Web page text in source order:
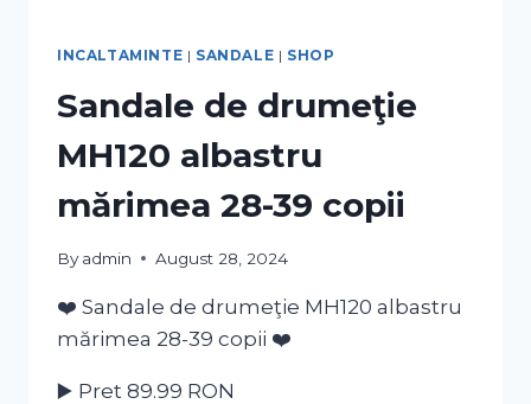
INCALTAMINTE | SANDALE | SHOP
Sandale de drumeţie
MH120 albastru
mărimea 28-39 copii
By admin August 28, 2024
❤️ Sandale de drumeţie MH120 albastru
mărimea 28-39 copii ❤️
▶️ Pret 89.99 RON